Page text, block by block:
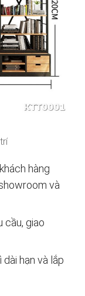
hàng
và
cầu, giao
hạn và lắp